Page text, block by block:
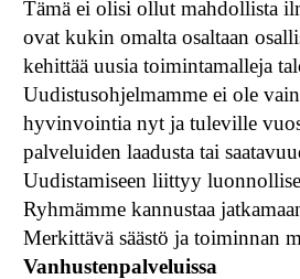
Tämä ei olisi ollut mahdollista
ovat kukin omalta osaltaan
kehittää uusia toimintamalleja
Uudistusohjelmamme ei ole
hyvinvointia nyt ja tuleville
palveluiden laadusta tai
Uudistamiseen liittyy
Ryhmämme kannustaa
Merkittävä säästö ja toiminnan
Vanhustenpalveluissa